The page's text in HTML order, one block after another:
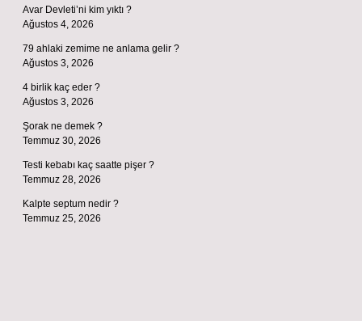
Avar Devleti’ni kim yıktı ?
Ağustos 4, 2026
79 ahlaki zemime ne anlama gelir ?
Ağustos 3, 2026
4 birlik kaç eder ?
Ağustos 3, 2026
Şorak ne demek ?
Temmuz 30, 2026
Testi kebabı kaç saatte pişer ?
Temmuz 28, 2026
Kalpte septum nedir ?
Temmuz 25, 2026